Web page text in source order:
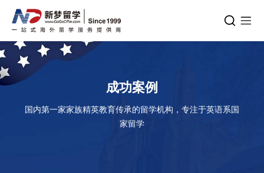
成功案例
国内第一家家族精英教育传承的留学机构，专注于英语系国
家留学